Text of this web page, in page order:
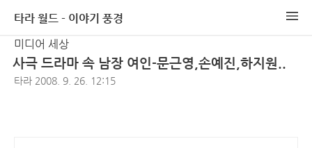
타라 월드 - 이야기 풍경
미디어 세상
사극 드라마 속 남장 여인-문근영,손예진,하지원..
타라 2008. 9. 26. 12:15